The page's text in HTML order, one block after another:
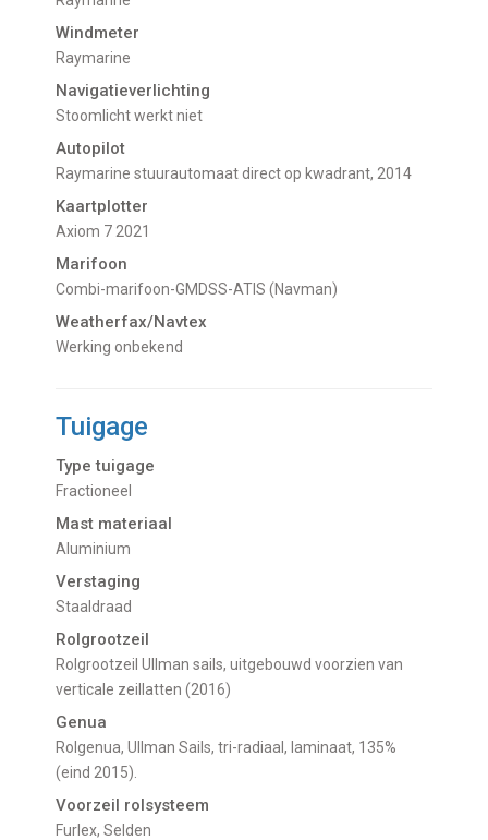
Windmeter
Raymarine
Navigatieverlichting
Stoomlicht werkt niet
Autopilot
Raymarine stuurautomaat direct op kwadrant, 2014
Kaartplotter
Axiom 7 2021
Marifoon
Combi-marifoon-GMDSS-ATIS (Navman)
Weatherfax/Navtex
Werking onbekend
Tuigage
Type tuigage
Fractioneel
Mast materiaal
Aluminium
Verstaging
Staaldraad
Rolgrootzeil
Rolgrootzeil Ullman sails, uitgebouwd voorzien van
verticale zeillatten (2016)
Genua
Rolgenua, Ullman Sails, tri-radiaal, laminaat, 135%
(eind 2015).
Voorzeil rolsysteem
Furlex, Selden